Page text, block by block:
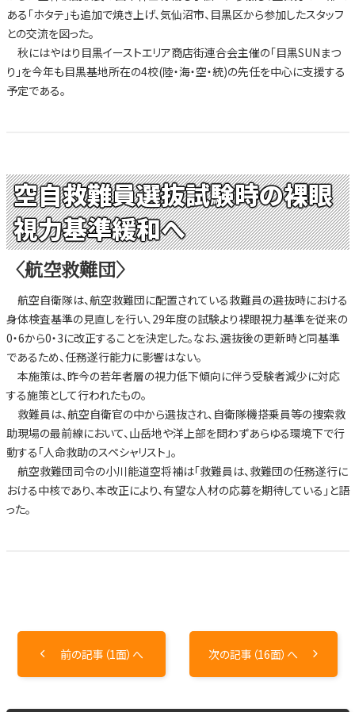
ある「ホタテ」も追加で焼き上げ、気仙沼市、目黒区から参加したスタッフ
との交流を図った。
秋にはやはり目黒イーストエリア商店街連合会主催の「目黒SUNまつ
り」を今年も目黒基地所在の4校(陸・海・空・統)の先任を中心に支援する
予定である。
空自救難員選抜試験時の裸眼
視力基準緩和へ
〈航空救難団〉
航空自衛隊は、航空救難団に配置されている救難員の選抜時における
身体検査基準の見直しを行い、29年度の試験より裸眼視力基準を従来の
0・6から0・3に改正することを決定した。なお、選抜後の更新時と同基準
であるため、任務遂行能力に影響はない。
本施策は、昨今の若年者層の視力低下傾向に伴う受験者減少に対応
する施策として行われたもの。
救難員は、航空自衛官の中から選抜され、自衛隊機搭乗員等の捜索救
助現場の最前線において、山岳地や洋上部を問わずあらゆる環境下で行
動する「人命救助のスペシャリスト」。
航空救難団司令の小川能道空将補は「救難員は、救難団の任務遂行に
おける中核であり、本改正により、有望な人材の応募を期待している」と語
った。
前の記事（1面）へ 次の記事（16面）へ